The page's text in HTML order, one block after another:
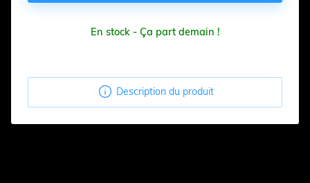
En stock - Ça part demain !
 Description du produit